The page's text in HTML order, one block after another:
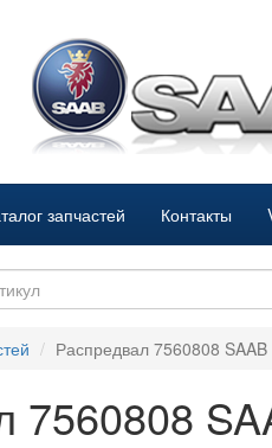
запчастей Контакты
Распредвал 7560808 SAAB
7560808